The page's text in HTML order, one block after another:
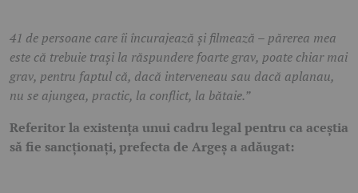
41 de persoane care îi încurajează și filmează – părerea mea
este că trebuie trași la răspundere foarte grav, poate chiar mai
grav, pentru faptul că, dacă interveneau sau dacă aplanau,
nu se ajungea, practic, la conflict, la bătaie.”
Referitor la existența unui cadru legal pentru ca aceștia
să fie sancționați, prefecta de Argeș a adăugat: